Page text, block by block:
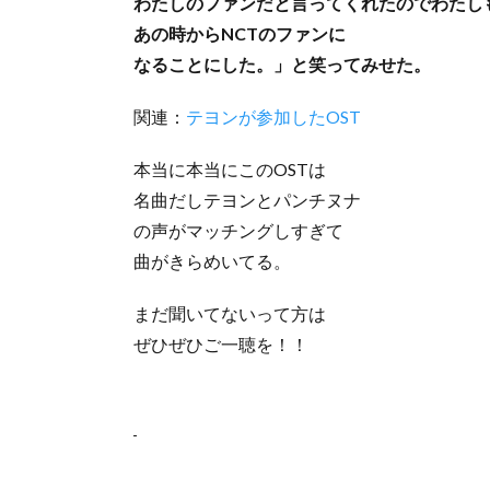
あの時からNCTのファンに
なることにした。」と笑ってみせた。
関連： テヨンが参加したOST
本当に本当にこのOSTは
名曲だしテヨンとパンチヌナ
の声がマッチングしすぎて
曲がきらめいてる。
まだ聞いてないって方は
ぜひぜひご一聴を！！